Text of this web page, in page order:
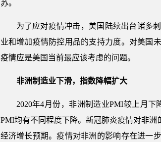
苏。
为了应对疫情冲击，美国陆续出台诸多
业和增加疫情防控用品的支持力度。对美国
疫情应是美国当前最应该考虑的问题。
非洲制造业下滑，指数降幅扩大
2020年4月份，非洲制造业PMI较上月
PMI均有不同程度下降。新冠肺炎疫情对非
经济增长预期。疫情对非洲的影响存在进一